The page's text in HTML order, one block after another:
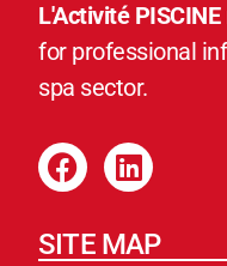
L'Activité
for professional
spa sector.
SITE MAP